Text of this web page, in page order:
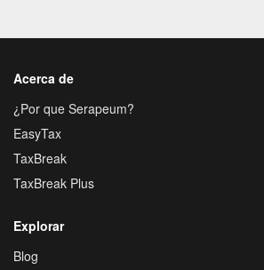
Acerca de
¿Por que Serapeum?
EasyTax
TaxBreak
TaxBreak Plus
Explorar
Blog